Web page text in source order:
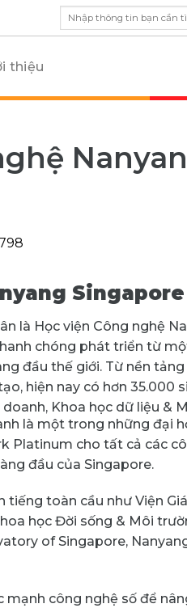
thiệu
Singapore
là Học viện Công nghệ
chóng phát triển từ
đầu thế giới. Từ nền
hiện nay có hơn 35.000
Khoa học dữ liệu &
là một trong những đại
Platinum cho tất cả các
đầu của Singapore.
toàn cầu như Viện
học Đời sống & Môi
of Singapore,
công nghệ số để